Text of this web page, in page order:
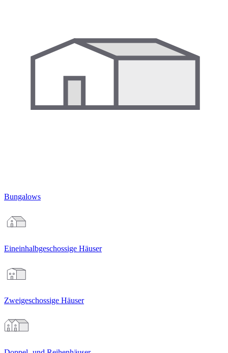
Bungalows
Eineinhalb­geschossige Häuser
Zweigeschossige Häuser